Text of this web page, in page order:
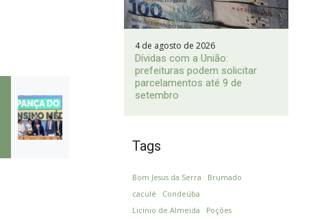
4 de agosto de 2026
Dívidas com a União:
prefeituras podem solicitar
parcelamentos até 9 de
setembro
Tags
Bom Jesus da Serra
Brumado
caculé
Condeúba
Licínio de Almeida
Poções